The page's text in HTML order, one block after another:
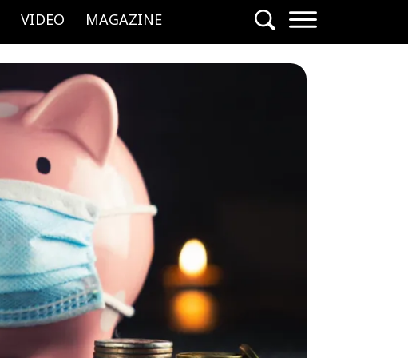
VIDEO MAGAZINE